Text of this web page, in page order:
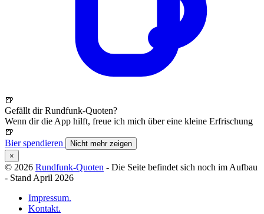
🍺
Gefällt dir Rundfunk-Quoten?
Wenn dir die App hilft, freue ich mich über eine kleine Erfrischung
🍺
Bier spendieren
Nicht mehr zeigen
×
© 2026 Rundfunk-Quoten - Die Seite befindet sich noch im Aufbau
- Stand April 2026
Impressum.
Kontakt.